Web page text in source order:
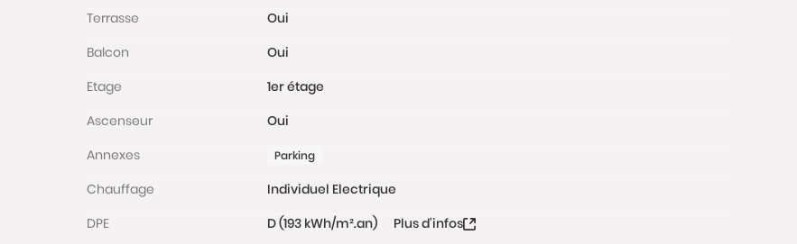
Terrasse
Oui
Balcon
Oui
Etage
1er étage
Ascenseur
Oui
Annexes
Parking
Chauffage
Individuel Electrique
DPE
D (193 kWh/m².an)
Plus d'infos